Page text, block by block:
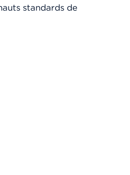
standards de